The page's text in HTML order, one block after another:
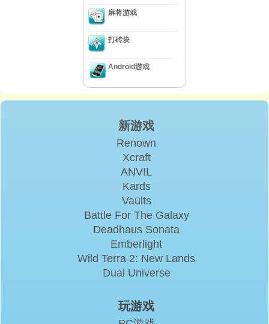
麻将游戏
打砖块
Android游戏
新游戏
Renown
Xcraft
ANVIL
Kards
Vaults
Battle For The Galaxy
Deadhaus Sonata
Emberlight
Wild Terra 2: New Lands
Dual Universe
玩游戏